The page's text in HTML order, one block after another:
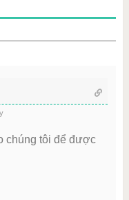
chúng tôi để được